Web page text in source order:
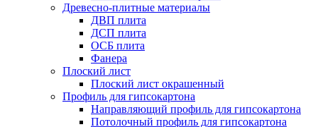
Древесно-плитные материалы
ДВП плита
ДСП плита
ОСБ плита
Фанера
Плоский лист
Плоский лист окрашенный
Профиль для гипсокартона
Направляющий профиль для гипсокартона
Потолочный профиль для гипсокартона